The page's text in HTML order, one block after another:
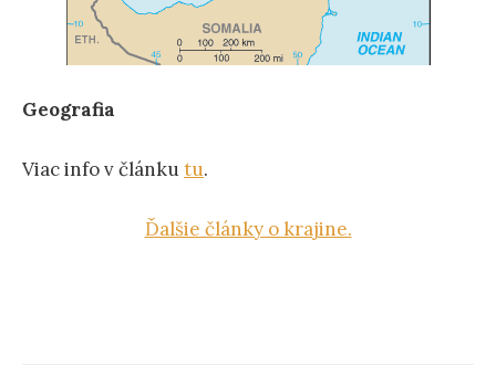
Geografia
Viac info v článkutu.
Ďalšie články o krajine.